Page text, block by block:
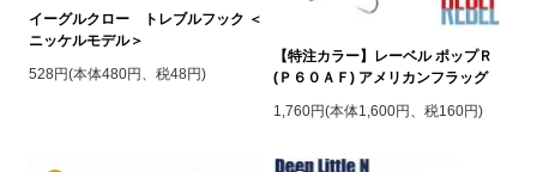
イーグルクロー トレブルフック ＜
ニッケルモデル＞
528円(本体480円、税48円)
【特注カラー】レーベル ポップＲ
(Ｐ６０ＡＦ) アメリカンフラッグ
1,760円(本体1,600円、税160円)